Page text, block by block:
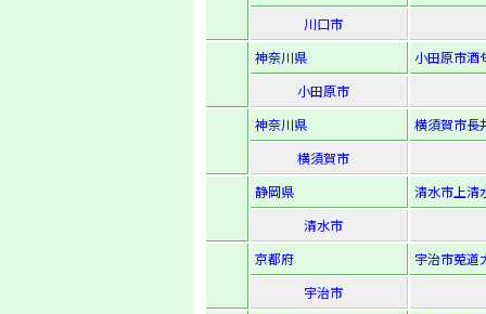
川口市
神奈川県
小田原市酒
小田原市
神奈川県
横須賀市長
横須賀市
静岡県
清水市上清
清水市
京都府
宇治市莵道
宇治市